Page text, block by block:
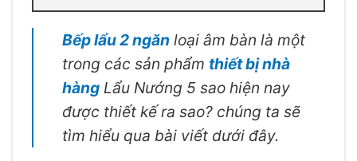
Bếp lẩu 2 ngăn loại âm bàn là một
trong các sản phẩm thiết bị nhà
hàng Lẩu Nướng 5 sao hiện nay
được thiết kế ra sao? chúng ta sẽ
tìm hiểu qua bài viết dưới đây.